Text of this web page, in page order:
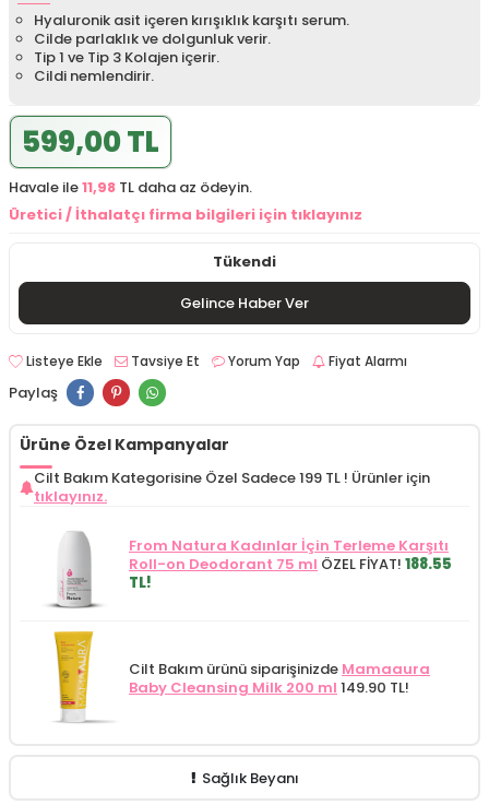
Hyaluronik asit içeren kırışıklık karşıtı serum.
Cilde parlaklık ve dolgunluk verir.
Tip 1 ve Tip 3 Kolajen içerir.
Cildi nemlendirir.
599,00 TL
Havale ile11,98 TL daha az ödeyin.
Üretici / İthalatçı firma bilgileri için tıklayınız
Tükendi
Gelince Haber Ver
Listeye Ekle Tavsiye Et Yorum Yap Fiyat Alarmı
Paylaş
Ürüne Özel Kampanyalar
Cilt Bakım Kategorisine Özel Sadece 199 TL ! Ürünler için
tıklayınız.
From Natura Kadınlar İçin Terleme Karşıtı
Roll-on Deodorant 75 ml ÖZEL FİYAT! 188.55
TL!
Cilt Bakım ürünü siparişinizde Mamaaura
Baby Cleansing Milk 200 ml 149.90 TL!
Sağlık Beyanı